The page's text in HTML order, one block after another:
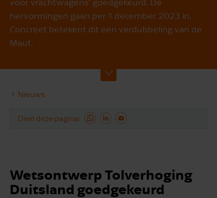
voor vrachtwagens’ goedgekeurd. De
hervormingen gaan per 1 december 2023 in.
Concreet betekent dit een verdubbeling van de
Maut.
Nieuws
Deel deze pagina
Wetsontwerp Tolverhoging
Duitsland goedgekeurd